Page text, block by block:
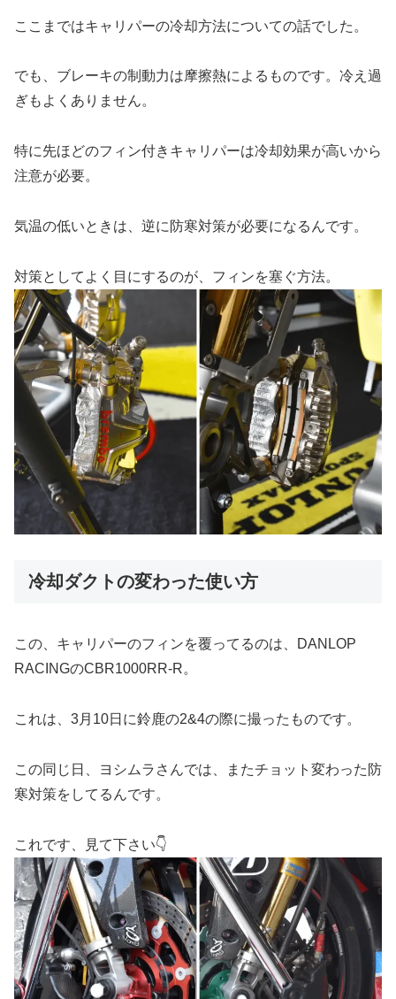
ここまではキャリパーの冷却方法についての話でした。
でも、ブレーキの制動力は摩擦熱によるものです。冷え過
ぎもよくありません。
特に先ほどのフィン付きキャリパーは冷却効果が高いから
注意が必要。
気温の低いときは、逆に防寒対策が必要になるんです。
対策としてよく目にするのが、フィンを塞ぐ方法。
冷却ダクトの変わった使い方
この、キャリパーのフィンを覆ってるのは、DANLOP
RACINGのCBR1000RR-R。
これは、3月10日に鈴鹿の2&4の際に撮ったものです。
この同じ日、ヨシムラさんでは、またチョット変わった防
寒対策をしてるんです。
これです、見て下さい👇